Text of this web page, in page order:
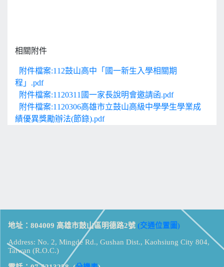
相關附件
附件檔案:112鼓山高中「國一新生入學相關期
程」.pdf
附件檔案:1120311國一家長說明會邀請函.pdf
附件檔案:1120306高雄市立鼓山高級中學學生學業成
績優異獎勵辦法(節錄).pdf
地址：804009 高雄市鼓山區明德路2號 (交通位置圖)
Address: No. 2, Mingde Rd., Gushan Dist., Kaohsiung City 804,
Taiwan (R.O.C.)